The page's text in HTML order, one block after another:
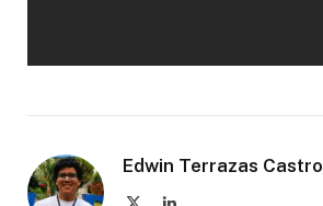
Edwin Terrazas Castro
LinkedIn